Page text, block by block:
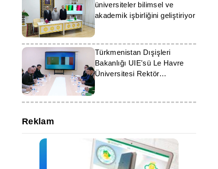
üniversiteler bilimsel ve
akademik işbirliğini geliştiriyor
Türkmenistan Dışişleri
Bakanlığı UIE'sü Le Havre
Üniversitesi Rektör
Yardımcısı ile bir görüşme
gerçekleştirdi
Reklam